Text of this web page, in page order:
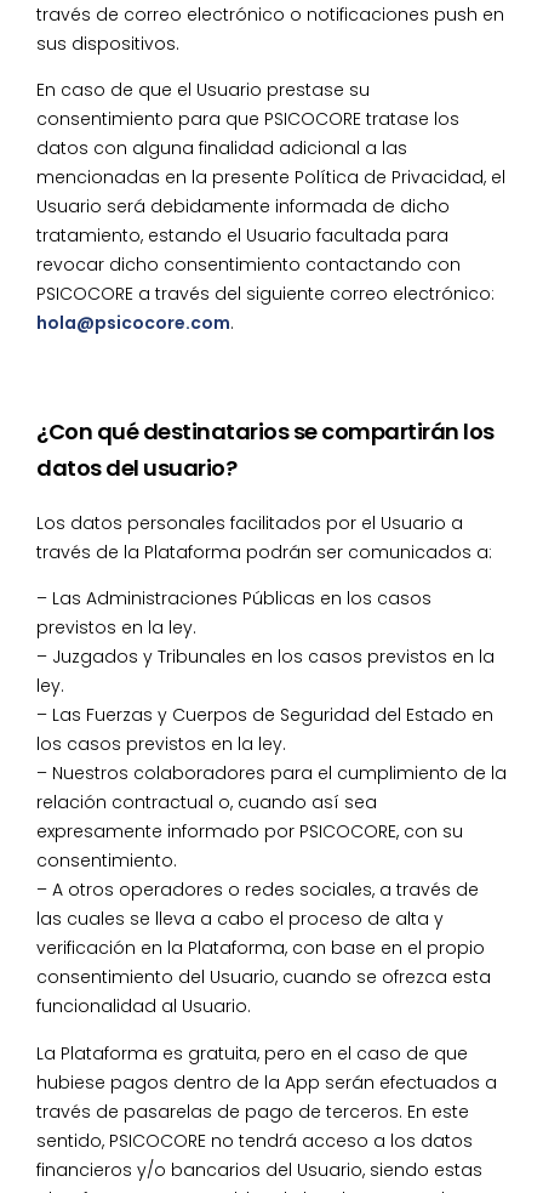
través de correo electrónico o notificaciones push en
sus dispositivos.
En caso de que el Usuario prestase su
consentimiento para que PSICOCORE tratase los
datos con alguna finalidad adicional a las
mencionadas en la presente Política de Privacidad, el
Usuario será debidamente informada de dicho
tratamiento, estando el Usuario facultada para
revocar dicho consentimiento contactando con
PSICOCORE a través del siguiente correo electrónico:
hola@psicocore.com.
¿Con qué destinatarios se compartirán los
datos del usuario?
Los datos personales facilitados por el Usuario a
través de la Plataforma podrán ser comunicados a:
– Las Administraciones Públicas en los casos
previstos en la ley.
– Juzgados y Tribunales en los casos previstos en la
ley.
– Las Fuerzas y Cuerpos de Seguridad del Estado en
los casos previstos en la ley.
– Nuestros colaboradores para el cumplimiento de la
relación contractual o, cuando así sea
expresamente informado por PSICOCORE, con su
consentimiento.
– A otros operadores o redes sociales, a través de
las cuales se lleva a cabo el proceso de alta y
verificación en la Plataforma, con base en el propio
consentimiento del Usuario, cuando se ofrezca esta
funcionalidad al Usuario.
La Plataforma es gratuita, pero en el caso de que
hubiese pagos dentro de la App serán efectuados a
través de pasarelas de pago de terceros. En este
sentido, PSICOCORE no tendrá acceso a los datos
financieros y/o bancarios del Usuario, siendo estas